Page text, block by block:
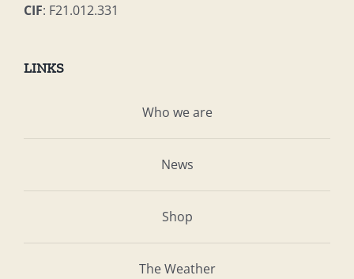
CIF: F21.012.331
LINKS
Who we are
News
Shop
The Weather